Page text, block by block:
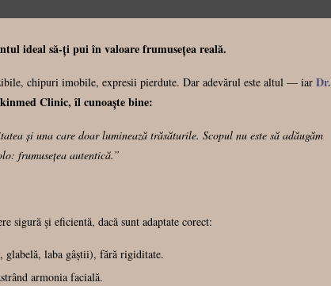
ideal să-ți pui în valoare frumusețea reală.
chipuri imobile, expresii pierdute. Dar adevărul este altul — iar Dr.
Clinic, îl cunoaște bine:
și una care doar luminează trăsăturile. Scopul nu este să adăugăm
frumusețea autentică.”
sigură și eficientă, dacă sunt adaptate corect:
glabelă, laba gâștii), fără rigiditate.
armonia facială.